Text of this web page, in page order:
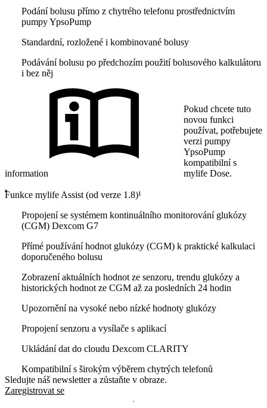
Podání bolusu přímo z chytrého telefonu prostřednictvím
pumpy YpsoPump
Standardní, rozložené i kombinované bolusy
Podávání bolusu po předchozím použití bolusového kalkulátoru
i bez něj
information
Pokud chcete tuto
novou funkci
používat, potřebujete
verzi pumpy
YpsoPump
kompatibilní s
mylife Dose.
Funkce mylife Assist (od verze 1.8)¹
Propojení se systémem kontinuálního monitorování glukózy
(CGM) Dexcom G7
Přímé používání hodnot glukózy (CGM) k praktické kalkulaci
doporučeného bolusu
Zobrazení aktuálních hodnot ze senzoru, trendu glukózy a
historických hodnot ze CGM až za posledních 24 hodin
Upozornění na vysoké nebo nízké hodnoty glukózy
Propojení senzoru a vysílače s aplikací
Ukládání dat do cloudu Dexcom CLARITY
Kompatibilní s širokým výběrem chytrých telefonů
Sledujte náš newsletter a zůstaňte v obraze.
Zaregistrovat se